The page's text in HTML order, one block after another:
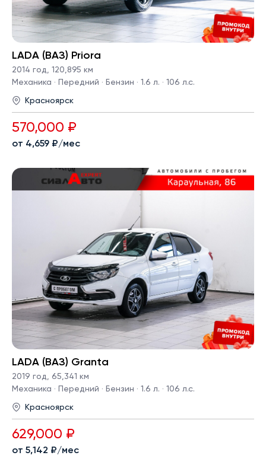
LADA (ВАЗ) Priora
2014 год
120,895 км
Механика · Передний · Бензин · 1.6 л. · 106 л.с.
Красноярск
570,000 ₽
от 4,659 ₽/мес
LADA (ВАЗ) Granta
2019 год, 65,341 км
Механика · Передний · Бензин · 1.6 л. · 106 л.с.
Красноярск
629,000 ₽
от 5,142 ₽/мес